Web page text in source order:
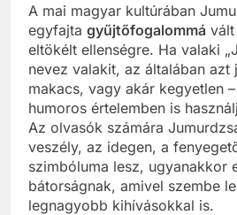
A mai magyar kultúrában
egyfajta gyűjtőfogalommá
eltökélt ellenségre. Ha valaki
nevez valakit, az általában
makacs, vagy akár kegyetlen
humoros értelemben is
Az olvasók számára
veszély, az idegen, a
szimbóluma lesz, ugyanakkor
bátorságnak, amivel szembe
legnagyobb kihívásokkal is.